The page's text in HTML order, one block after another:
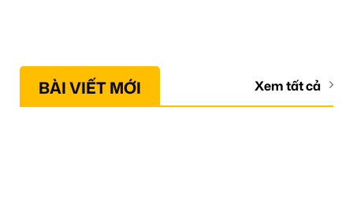
BÀI VIẾT MỚI Xem tất cả